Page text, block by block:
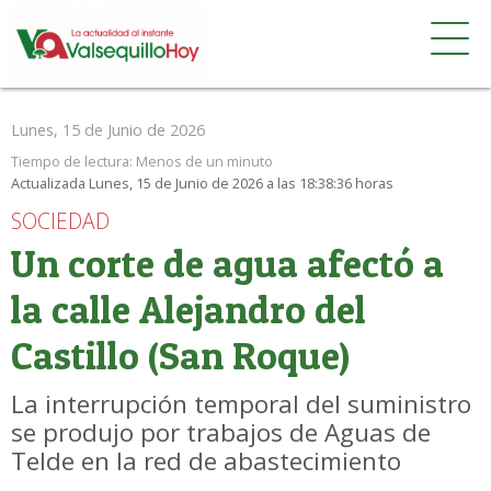
Lunes, 15 de Junio de 2026
Tiempo de lectura: Menos de un minuto
Actualizada Lunes, 15 de Junio de 2026 a las 18:38:36 horas
SOCIEDAD
Un corte de agua afectó a
la calle Alejandro del
Castillo (San Roque)
La interrupción temporal del suministro
se produjo por trabajos de Aguas de
Telde en la red de abastecimiento